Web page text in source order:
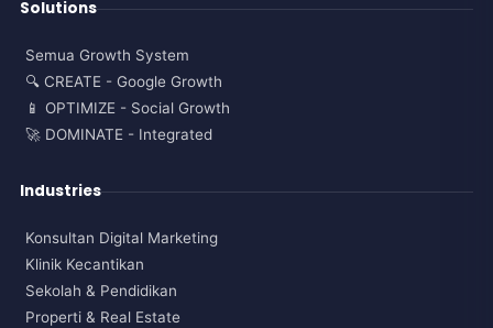
Solutions
Semua Growth System
🔍 CREATE - Google Growth
📱 OPTIMIZE - Social Growth
🚀 DOMINATE - Integrated
Industries
Konsultan Digital Marketing
Klinik Kecantikan
Sekolah & Pendidikan
Properti & Real Estate